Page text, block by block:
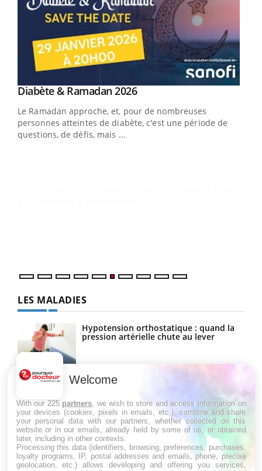
Youtube
Diabète & Ramadan 2026Youtube
Le Ramadan approche, et, pour de nombreuses
personnes atteintes de diabète, c'est une période de
questions, de défis, mais ...
Youtube
Un « jumeau numérique » pour faciliter l’accès
Un établissement lié à un groupe mutualiste innove en
matière de bilan de santé : l'utilisation d'un « jumeau
LES MALADIES
Hypotension orthostatique : quand la
pression artérielle chute au lever
Drépanocytose : une déformation des
globules rouges aux conséquences
Maladie de Charcot (Sclérose latérale
amyotrophique)
Welcome
With our 225 partners , we wish to store and access information on
your devices (cookies, pixels in emails, etc.), combine and share
your personal data with our partners, whether collected on this
website or in our emails, already held by some of us, or obtained
later, including in other contexts.
Processing this data (identifiers, browsing, preferences, purchases,
loyalty programs, IP, postal addresses and emails, phone, precise
geolocation, etc.) allows developing and offering you services,